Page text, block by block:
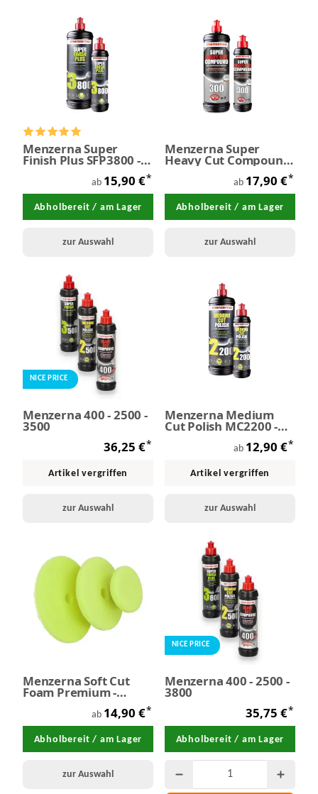
Menzerna Super
Finish Plus SFP3800 -
ab 15,90 €*
Abholbereit / am Lager
zur Auswahl
Menzerna Super
Heavy Cut Compound
SHC300 New Formula
ab 17,90 €*
Abholbereit / am Lager
zur Auswahl
NICE PRICE
Menzerna 400 - 2500 -
3500
36,25 €*
Artikel vergriffen
zur Auswahl
Menzerna Medium
Cut Polish MC2200 -
ab 12,90 €*
Artikel vergriffen
zur Auswahl
Menzerna Soft Cut
Foam Premium -
ab 14,90 €*
Abholbereit / am Lager
zur Auswahl
NICE PRICE
Menzerna 400 - 2500 -
3800
35,75 €*
Abholbereit / am Lager